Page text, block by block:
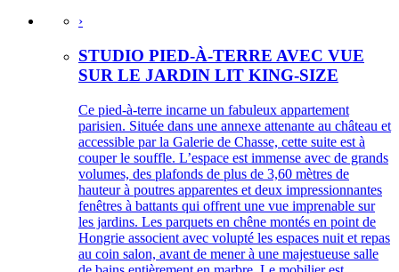
›
STUDIO PIED-À-TERRE AVEC VUE
SUR LE JARDIN LIT KING-SIZE
Ce pied-à-terre incarne un fabuleux appartement
parisien. Située dans une annexe attenante au château et
accessible par la Galerie de Chasse, cette suite est à
couper le souffle. L’espace est immense avec de grands
volumes, des plafonds de plus de 3,60 mètres de
hauteur à poutres apparentes et deux impressionnantes
fenêtres à battants qui offrent une vue imprenable sur
les jardins. Les parquets en chêne montés en point de
Hongrie associent avec volupté les espaces nuit et repas
au coin salon, avant de mener à une majestueuse salle